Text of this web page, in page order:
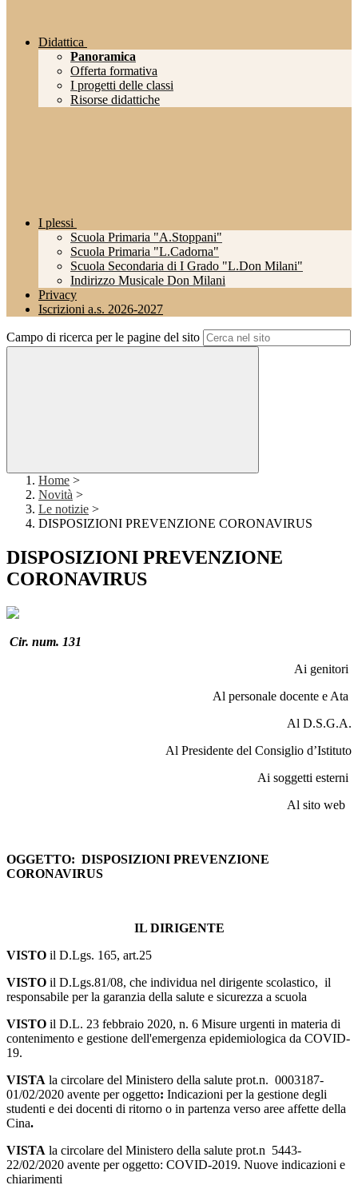
Didattica
Panoramica
Offerta formativa
I progetti delle classi
Risorse didattiche
I plessi
Scuola Primaria "A.Stoppani"
Scuola Primaria "L.Cadorna"
Scuola Secondaria di I Grado "L.Don Milani"
Indirizzo Musicale Don Milani
Privacy
Iscrizioni a.s. 2026-2027
Campo di ricerca per le pagine del sito
Home >
Novità >
Le notizie >
DISPOSIZIONI PREVENZIONE CORONAVIRUS
DISPOSIZIONI PREVENZIONE
CORONAVIRUS
Cir. num. 131
Ai genitori
Al personale docente e Ata
Al D.S.G.A.
Al Presidente del Consiglio d’Istituto
Ai soggetti esterni
Al sito web
OGGETTO: DISPOSIZIONI PREVENZIONE
CORONAVIRUS
IL DIRIGENTE
VISTO il D.Lgs. 165, art.25
VISTO il D.Lgs.81/08, che individua nel dirigente scolastico, il
responsabile per la garanzia della salute e sicurezza a scuola
VISTO il D.L. 23 febbraio 2020, n. 6 Misure urgenti in materia di
contenimento e gestione dell'emergenza epidemiologica da COVID-
19.
VISTA la circolare del Ministero della salute prot.n. 0003187-
01/02/2020 avente per oggetto: Indicazioni per la gestione degli
studenti e dei docenti di ritorno o in partenza verso aree affette della
Cina.
VISTA la circolare del Ministero della salute prot.n 5443-
22/02/2020 avente per oggetto: COVID-2019. Nuove indicazioni e
chiarimenti